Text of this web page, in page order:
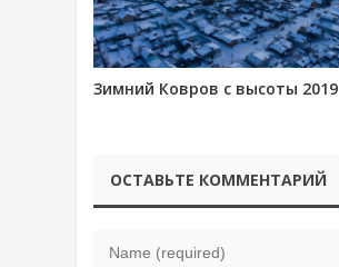
Зимний Ковров с высоты 2019
ОСТАВЬТЕ КОММЕНТАРИЙ